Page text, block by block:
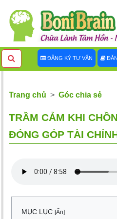
ĐĂNG KÝ TƯ VẤN
Trang chủ Góc chia sẻ
TRẦM CẢM KHI
ĐÓNG GÓP TÀI
MỤC LỤC [Ẩn]